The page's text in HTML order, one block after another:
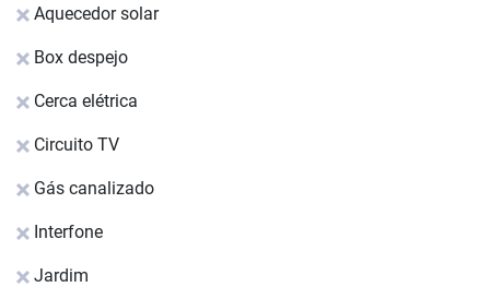
Aquecedor solar
Box despejo
Cerca elétrica
Circuito TV
Gás canalizado
Interfone
Jardim